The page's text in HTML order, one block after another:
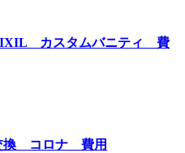
カスタムバニティ 費
換 コロナ 費用